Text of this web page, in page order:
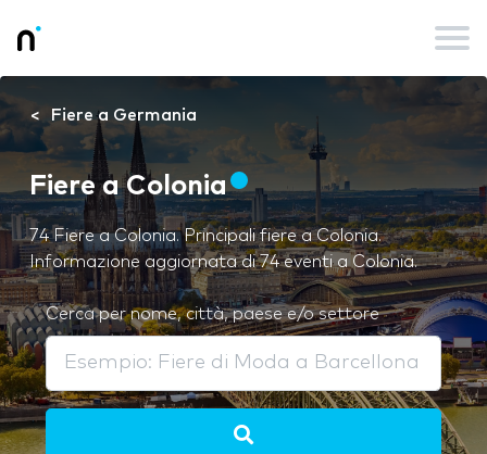
Fiere a Germania
Fiere a Colonia
74 Fiere a Colonia. Principali fiere a Colonia.
Informazione aggiornata di 74 eventi a Colonia.
Cerca per nome, città, paese e/o settore